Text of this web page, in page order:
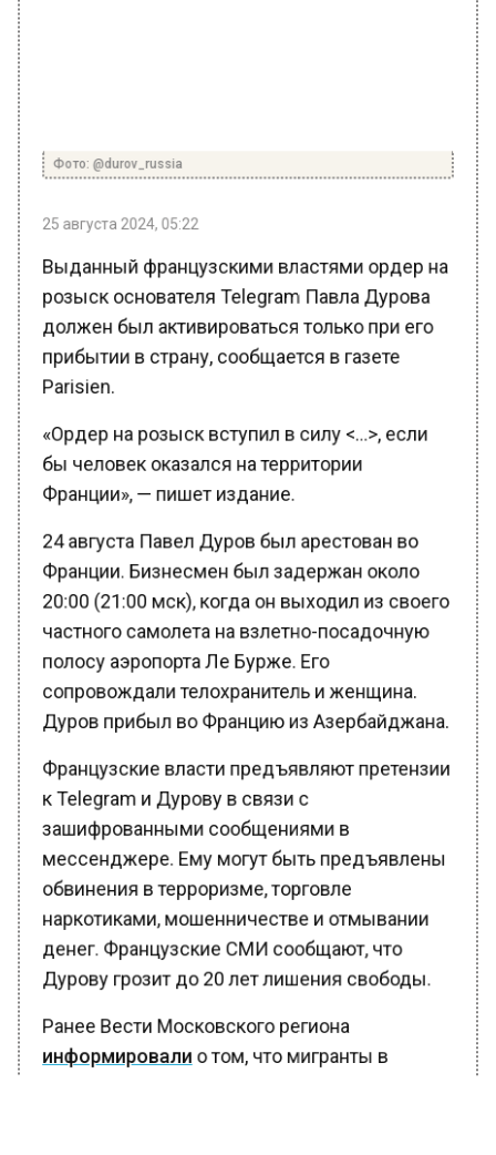
розыск основателя Telegram Павла Дурова
должен был активироваться только при его
прибытии в страну, сообщается в газете
Parisien.
«Ордер на розыск вступил в силу <…>, если
бы человек оказался на территории
Франции», — пишет издание.
24 августа Павел Дуров был арестован во
Франции. Бизнесмен был задержан около
20:00 (21:00 мск), когда он выходил из своего
частного самолета на взлетно-посадочную
полосу аэропорта Ле Бурже. Его
сопровождали телохранитель и женщина.
Дуров прибыл во Францию из Азербайджана.
Французские власти предъявляют претензии
к Telegram и Дурову в связи с
зашифрованными сообщениями в
мессенджере. Ему могут быть предъявлены
обвинения в терроризме, торговле
наркотиками, мошенничестве и отмывании
денег. Французские СМИ сообщают, что
Дурову грозит до 20 лет лишения свободы.
Ранее Вести Московского региона
информировалио том, что мигранты в